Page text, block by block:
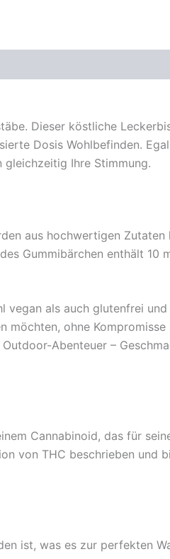
Dieser köstliche
Dosis Wohlbefinden.
gleichzeitig Ihre Stimmung.
aus hochwertigen
Gummibärchen enthält 10
als auch glutenfrei
ohne
Abenteuer –
Cannabinoid, das für
von THC beschrieben und
ist, was es zur perfekten